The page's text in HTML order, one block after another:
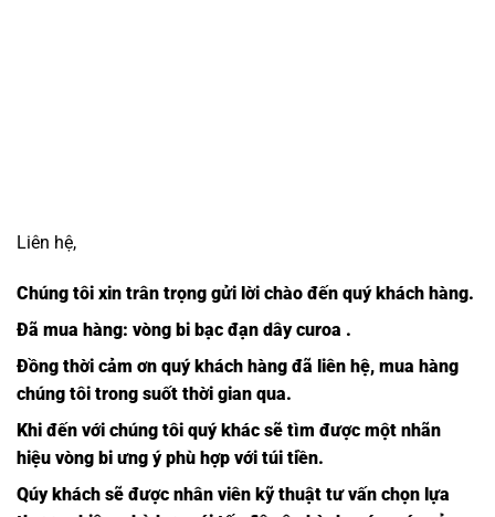
Liên hệ,
Chúng tôi xin trân trọng gửi lời chào đến quý khách hàng.
Đã mua hàng: vòng bi bạc đạn dây curoa .
Đồng thời cảm ơn quý khách hàng đã liên hệ, mua hàng
chúng tôi trong suốt thời gian qua.
Khi đến với chúng tôi quý khác sẽ tìm được một nhãn
hiệu vòng bi ưng ý phù hợp với túi tiền.
Qúy khách sẽ được nhân viên kỹ thuật tư vấn chọn lựa